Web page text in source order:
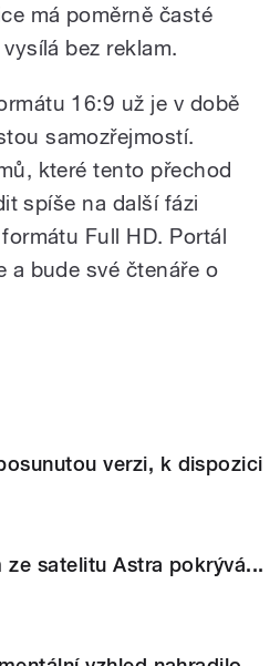
má poměrně časté
bez reklam.
16:9 už je v době
samozřejmostí.
které tento přechod
spíše na další fázi
Full HD. Portál
a bude své čtenáře o
verzi, k dispozici
ze satelitu Astra pokrývá...